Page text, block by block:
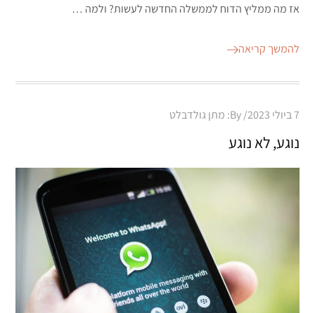
אז מה ממליץ הדוח לממשלה החדשה לעשות? ולמה …
להמשך קריאה
Posted
7 ביולי 2023 By: מתן גולדבלט
נוגע, לא נוגע